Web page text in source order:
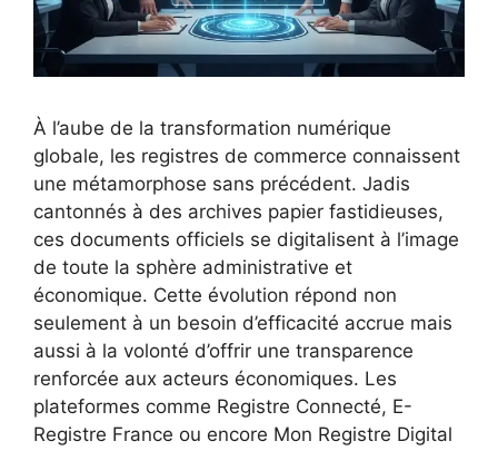
À l’aube de la transformation numérique
globale, les registres de commerce connaissent
une métamorphose sans précédent. Jadis
cantonnés à des archives papier fastidieuses,
ces documents officiels se digitalisent à l’image
de toute la sphère administrative et
économique. Cette évolution répond non
seulement à un besoin d’efficacité accrue mais
aussi à la volonté d’offrir une transparence
renforcée aux acteurs économiques. Les
plateformes comme Registre Connecté, E-
Registre France ou encore Mon Registre Digital